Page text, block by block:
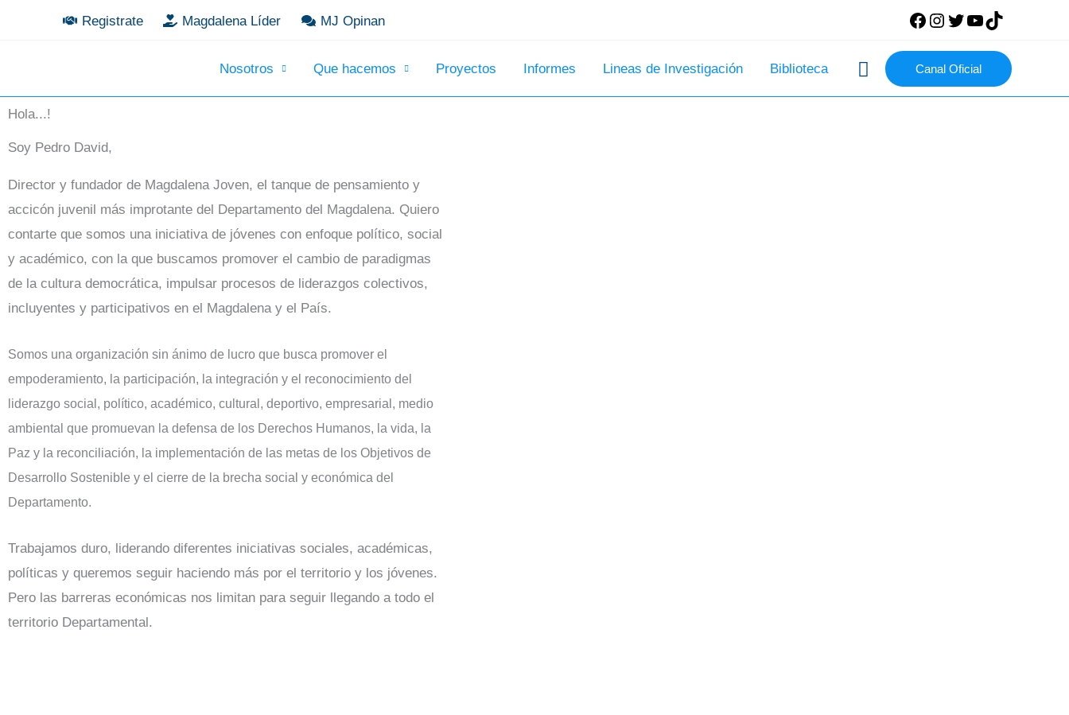
Registrate Magdalena Líder MJ Opinan
Facebook
Instagram
TwitterYouTube
Nosotros Que hacemos Proyectos Informes Lineas de Investigación Biblioteca BuscarCanal Oficial
Hola...!
Soy Pedro David,
Director y fundador de Magdalena Joven, el tanque de pensamiento y
accicón juvenil más improtante del Departamento del Magdalena. Quiero
contarte que somos una iniciativa de jóvenes con enfoque político, social
y académico, con la que buscamos promover el cambio de paradigmas
de la cultura democrática, impulsar procesos de liderazgos colectivos,
incluyentes y participativos en el Magdalena y el País.
Somos una organización sin ánimo de lucro que busca promover el
empoderamiento, la participación, la integración y el reconocimiento del
liderazgo social, político, académico, cultural, deportivo, empresarial, medio
ambiental que promuevan la defensa de los Derechos Humanos, la vida, la
Paz y la reconciliación, la implementación de las metas de los Objetivos de
Desarrollo Sostenible y el cierre de la brecha social y económica del
Departamento.
Trabajamos duro, liderando diferentes iniciativas sociales, académicas,
políticas y queremos seguir haciendo más por el territorio y los jóvenes.
Pero las barreras económicas nos limitan para seguir llegando a todo el
territorio Departamental.